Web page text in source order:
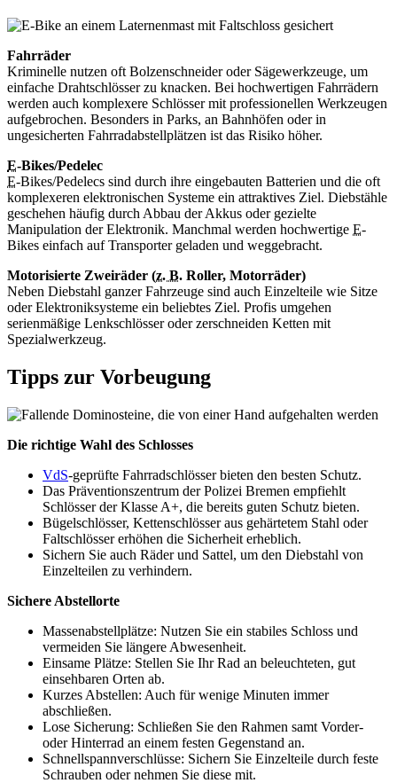
Fahrräder
Kriminelle nutzen oft Bolzenschneider oder Sägewerkzeuge, um
einfache Drahtschlösser zu knacken. Bei hochwertigen Fahrrädern
werden auch komplexere Schlösser mit professionellen Werkzeugen
aufgebrochen. Besonders in Parks, an Bahnhöfen oder in
ungesicherten Fahrradabstellplätzen ist das Risiko höher.
E-Bikes/Pedelec
E-Bikes/Pedelecs sind durch ihre eingebauten Batterien und die oft
komplexeren elektronischen Systeme ein attraktives Ziel. Diebstähle
geschehen häufig durch Abbau der Akkus oder gezielte
Manipulation der Elektronik. Manchmal werden hochwertige E-
Bikes einfach auf Transporter geladen und weggebracht.
Motorisierte Zweiräder (z. B. Roller, Motorräder)
Neben Diebstahl ganzer Fahrzeuge sind auch Einzelteile wie Sitze
oder Elektroniksysteme ein beliebtes Ziel. Profis umgehen
serienmäßige Lenkschlösser oder zerschneiden Ketten mit
Spezialwerkzeug.
Tipps zur Vorbeugung
Die richtige Wahl des Schlosses
VdS-geprüfte Fahrradschlösser bieten den besten Schutz.
Das Präventionszentrum der Polizei Bremen empfiehlt
Schlösser der Klasse A+, die bereits guten Schutz bieten.
Bügelschlösser, Kettenschlösser aus gehärtetem Stahl oder
Faltschlösser erhöhen die Sicherheit erheblich.
Sichern Sie auch Räder und Sattel, um den Diebstahl von
Einzelteilen zu verhindern.
Sichere Abstellorte
Massenabstellplätze: Nutzen Sie ein stabiles Schloss und
vermeiden Sie längere Abwesenheit.
Einsame Plätze: Stellen Sie Ihr Rad an beleuchteten, gut
einsehbaren Orten ab.
Kurzes Abstellen: Auch für wenige Minuten immer
abschließen.
Lose Sicherung: Schließen Sie den Rahmen samt Vorder-
oder Hinterrad an einem festen Gegenstand an.
Schnellspannverschlüsse: Sichern Sie Einzelteile durch feste
Schrauben oder nehmen Sie diese mit.